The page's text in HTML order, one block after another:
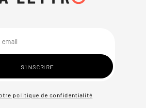
politique de confidentialité